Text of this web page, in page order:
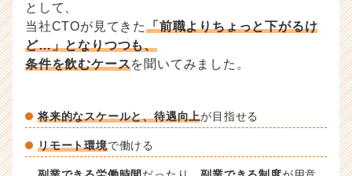
として、
当社CTOが見てきた「前職よりちょっと下がるけ
ど…」となりつつも、
条件を飲むケースを聞いてみました。
将来的なスケールと、待遇向上が目指せる
リモート環境で働ける